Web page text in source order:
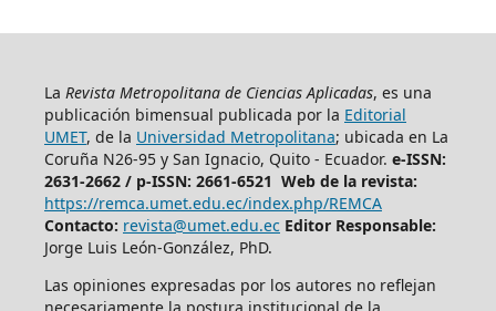
La Revista Metropolitana de Ciencias Aplicadas, es una
publicación bimensual publicada por la Editorial
UMET, de la Universidad Metropolitana; ubicada en La
Coruña N26-95 y San Ignacio, Quito - Ecuador. e-ISSN:
2631-2662 / p-ISSN: 2661-6521 Web de la revista:
https://remca.umet.edu.ec/index.php/REMCA
Contacto: revista@umet.edu.ec Editor Responsable:
Jorge Luis León-González, PhD.
Las opiniones expresadas por los autores no reflejan
necesariamente la postura institucional de la